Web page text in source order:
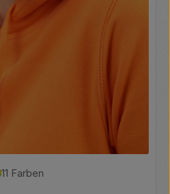
11 Farben